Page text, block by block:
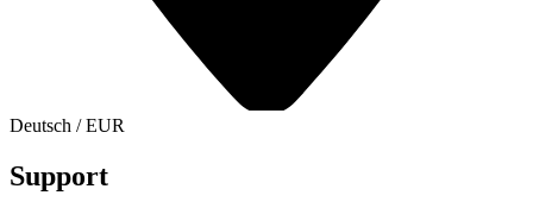
Deutsch /EUR
Support